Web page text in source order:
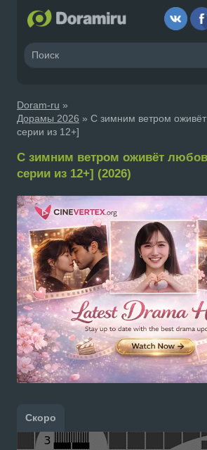
Doram-ru »
Дорамы 2026 » С зимним ветром
серии из 12+]
С зимним ветром оживёт
серии из 12+] (2026)
Скоро